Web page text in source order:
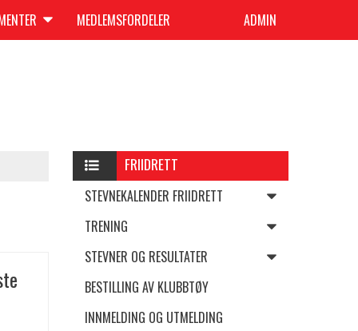
MEDLEMSFORDELER ADMIN
FRIIDRETT
STEVNEKALENDER FRIIDRETT
TRENING
STEVNER OG RESULTATER
BESTILLING AV KLUBBTØY
INNMELDING OG UTMELDING